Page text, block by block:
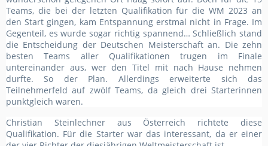
Teams, die bei der letzten Qualifikation für die WM 2023 an
den Start gingen, kam Entspannung erstmal nicht in Frage. Im
Gegenteil, es wurde sogar richtig spannend… Schließlich stand
die Entscheidung der Deutschen Meisterschaft an. Die zehn
besten Teams aller Qualifikationen trugen im Finale
untereinander aus, wer den Titel mit nach Hause nehmen
durfte. So der Plan. Allerdings erweiterte sich das
Teilnehmerfeld auf zwölf Teams, da gleich drei Starterinnen
punktgleich waren.
Christian Steinlechner aus Österreich richtete diese
Qualifikation. Für die Starter war das interessant, da er einer